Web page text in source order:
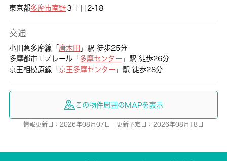
東京都多摩市南野３丁目2-18
交通
小田急多摩線「 唐木田 」駅 徒歩25分
多摩都市モノレール「 多摩センター 」駅 徒歩26分
京王相模原線「 京王多摩センター 」駅 徒歩28分
この物件周囲のMAPを表示
情報更新日：2026年08月07日 更新予定日：2026年08月18日